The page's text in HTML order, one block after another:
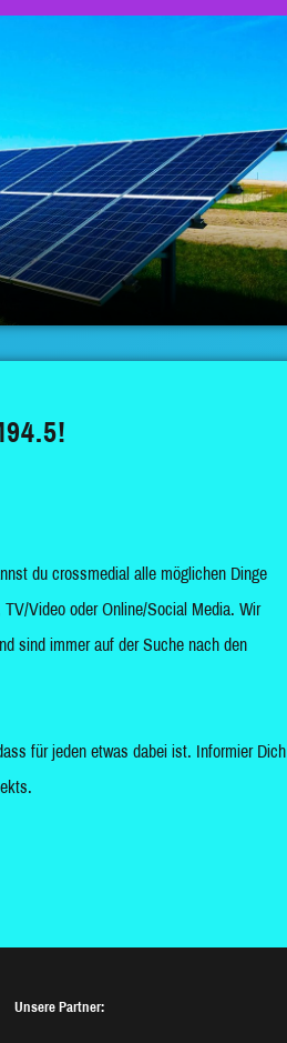
du crossmedial alle möglichen Dinge
Video oder Online/Social Media. Wir
sind immer auf der Suche nach den
für jeden etwas dabei ist. Informier Dich
Unsere Partner: